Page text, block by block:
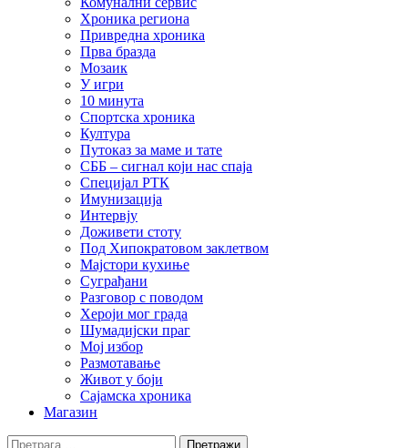
Хроника региона
Привредна хроника
Прва бразда
Мозаик
У игри
10 минута
Спортска хроника
Култура
Путоказ за маме и тате
СББ – сигнал који нас спаја
Специјал РТК
Имунизација
Интервју
Доживети стоту
Под Хипократовом заклетвом
Мајстори кухиње
Суграђани
Разговор с поводом
Хероји мог града
Шумадијски праг
Мој избор
Размотавање
Живот у боји
Сајамска хроника
Магазин
Претрага